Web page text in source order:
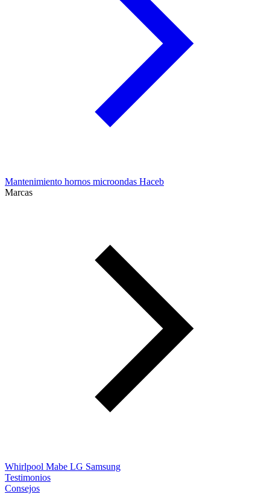
Mantenimiento hornos microondas Haceb
Marcas
Whirlpool Mabe LG Samsung
Testimonios
Consejos